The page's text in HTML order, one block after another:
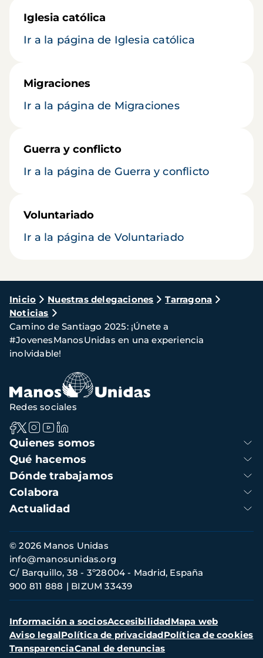
Iglesia católica
Ir a la página de Iglesia católica
Migraciones
Ir a la página de Migraciones
Guerra y conflicto
Ir a la página de Guerra y conflicto
Voluntariado
Ir a la página de Voluntariado
Ruta
de
navegación
Inicio Nuestras delegaciones
Tarragona
Noticias
Camino de Santiago 2025: ¡Únete a
#JovenesManosUnidas en una experiencia
inolvidable!
Navegación
principal
Quienes somos
Qué hacemos
Dónde trabajamos
Colabora
Actualidad
Redes sociales
Información
de
contacto
© 2026 Manos Unidas
C/ Barquillo, 38 - 3º28004 - Madrid, España
900 811 888
BIZUM 33439
info@manosunidas.org
Menú
secundario
Información a sociosAccesibilidadMapa web
Aviso legalPolítica de privacidadPolítica de cookies
TransparenciaCanal de denuncias